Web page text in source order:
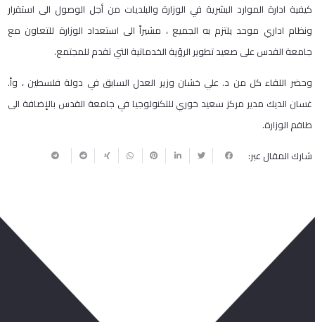
كيفية ادارة الموارد البشرية في الوزارة والبلديات من أجل الوصول الى استقرار
ونظام اداري موحد يلتزم به الجميع ، مشيراً الى استعداد الوزارة للتعاون مع
جامعة القدس على صعيد تطوير الرؤية الخدماتية التي تقدم للمجتمع.
وحضر اللقاء كل من د. علي خشان وزير العدل السابق في دولة فلسطين ، وأ.
غسان الديك مدير مركز سعيد خوري للتكنولوجيا في جامعة القدس بالإضافة الى
طاقم الوزارة.
شارك المقال عبر: